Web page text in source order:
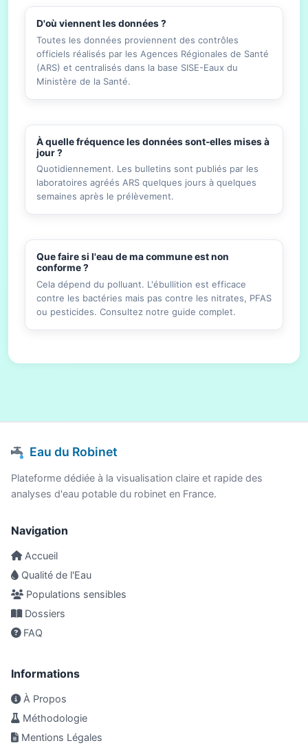
D'où viennent les données ?
Toutes les données proviennent des contrôles
officiels réalisés par les Agences Régionales de Santé
(ARS) et centralisés dans la base SISE-Eaux du
Ministère de la Santé.
À quelle fréquence les données sont-elles mises à
jour ?
Quotidiennement. Les bulletins sont publiés par les
laboratoires agréés ARS quelques jours à quelques
semaines après le prélèvement.
Que faire si l'eau de ma commune est non
conforme ?
Cela dépend du polluant. L'ébullition est efficace
contre les bactéries mais pas contre les nitrates, PFAS
ou pesticides. Consultez notre guide complet.
Eau du Robinet
Plateforme dédiée à la visualisation claire et rapide des
analyses d'eau potable du robinet en France.
Navigation
Accueil
Qualité de l'Eau
Populations sensibles
Dossiers
FAQ
Informations
À Propos
Méthodologie
Mentions Légales